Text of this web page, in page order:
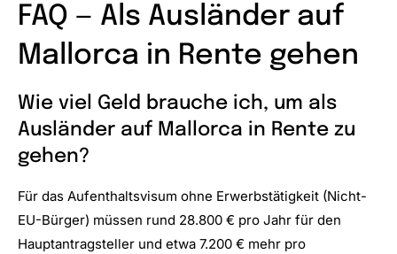
FAQ — Als Ausländer auf
Mallorca in Rente gehen
Wie viel Geld brauche ich, um als
Ausländer auf Mallorca in Rente zu
gehen?
Für das Aufenthaltsvisum ohne Erwerbstätigkeit (Nicht-
EU-Bürger) müssen rund 28.800 € pro Jahr für den
Hauptantragsteller und etwa 7.200 € mehr pro